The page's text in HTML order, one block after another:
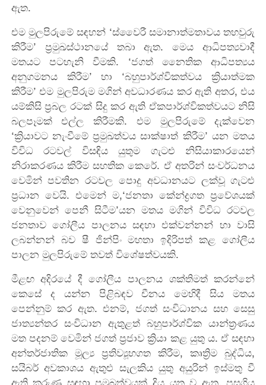
ඇත.
එම මුලපිරුමේ සඳහන් ‘ස්වෛරී සමානාත්මතාවය තහවුරු
කිරීම’ ප්‍රමුඛස්ථානයේ තබා ඇත. මෙය ආධිපත්‍යවාදී
මතයට පටහැනි වීමකි. ‘ජගත් නෛතික ආධිපත්‍යය
අනුගමනය කිරීම’ හා ‘බහුපාර්ශ්විකත්වය ක්‍රියාත්මක
කිරීම’ එම මුලපිරුම මගින් අවධාරණය කර ඇති අතර, එය
යම්කිසි ප්‍රබල රටක් සිදු කර ඇති ඒකපාර්ශ්විකත්වයට නිසි
බලපෑමක් එල්ල කිරීමකි. එම මුලපිරුමේ දැක්වෙන
‘ක්‍රියාවට නැංවීමේ ප්‍රමුඛත්වය සාක්ෂාත් කිරීම’ යන මතය
විවිධ රටවල් විසඳිය යුතුම ගැටළු නිසියාකාරයෙන්
නිරාකරණය කිරීම සහතික කෙරේ. ඒ අතරින් සංවර්ධනය
වෙමින් පවතින රටවල පොදු අවධානයට ලක්වූ ගැටළු
ප්‍රධාන වෙයි. එමෙන් ම,‘ජනතා කේන්ද්‍රගත ප්‍රවේශයක්
වෙනුවෙන් පෙනී සිටීම’යන මතය මගින් විවිධ රටවල
ජනතාව ගෝලීය පාලනය සඳහා එක්වන්නන් හා වාසි
ලබන්නන් බව ෂී ජින්පිං මහතා ඉදිරිපත් කළ ගෝලීය
පාලන මුලපිරුමේ තවත් විශේෂත්වයකි.
මීළඟ අදිරයේ දී ගෝලීය පාලනය ශක්තිමත් කරන්නේ
කෙසේ ද යන්න පිළිබඳව චීනය මෙහිදී සිය මතය
පෙන්නුම් කර ඇත. එනම්, ජගත් සංවිධානය සහ සෙසු
ජාත්‍යන්තර සංවිධාන ඇතුළත් බහුපාර්ශ්වික යාන්ත්‍රණය
මත පදනම් වෙමින් ජගත් ප්‍රජාව ක්‍රියා කළ යුතු ය. ඒ සඳහා
අන්තර්ජාතික මූල්‍ය ප්‍රතිව්‍යූහගත කිරීම, කෘත්‍රිම බුද්ධිය,
සයිබර් අවකාශය ඇතුළු සැලකිය යුතු අයුරින් ඉස්මතු වී